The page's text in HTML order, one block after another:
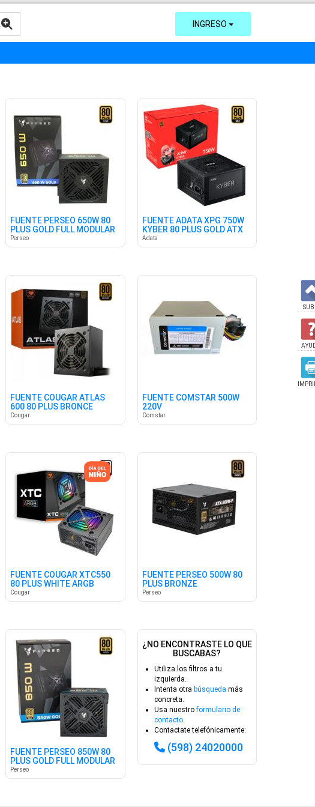
AVANZADA INGRESO
FUENTE PERSEO 650W 80
PLUS GOLD FULL MODULAR
Perseo
FUENTE ADATA XPG 750W
KYBER 80 PLUS GOLD ATX
3.1
Adata
FUENTE COUGAR ATLAS
600 80 PLUS BRONCE
Cougar
FUENTE COMSTAR 500W
220V
Comstar
FUENTE COUGAR XTC550
80 PLUS WHITE ARGB
Cougar
FUENTE PERSEO 500W 80
PLUS BRONZE
Perseo
FUENTE PERSEO 850W 80
PLUS GOLD FULL MODULAR
Perseo
¿NO ENCONTRASTE LO QUE
BUSCABAS?
Utiliza los filtros a tu
izquierda.
Intenta otra búsqueda más
concreta.
Usa nuestroformulario de
contacto.
Contactate telefónicamente:
(598) 24020000